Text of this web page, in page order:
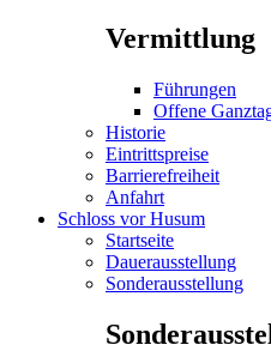
Vermittlung
Führungen
Offene
Historie
Eintrittspreise
Barrierefreiheit
Anfahrt
Schloss vor Husum
Startseite
Dauerausstellung
Sonderausstellung